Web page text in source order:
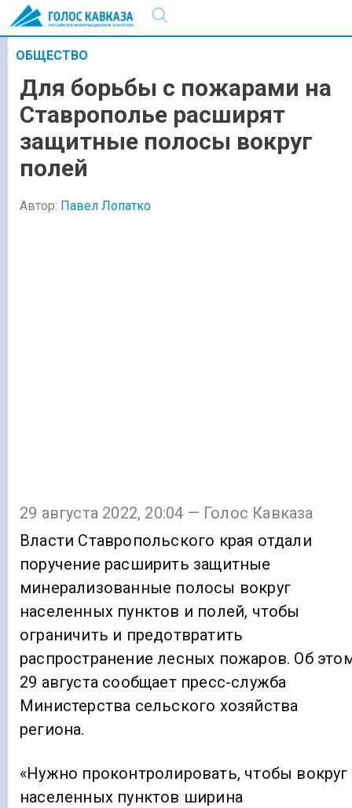
ОБЩЕСТВО
Для борьбы с пожарами на
Ставрополье расширят
защитные полосы вокруг
полей
Автор: Павел Лопатко
29 августа 2022, 20:04 — Голос Кавказа
Власти Ставропольского края отдали
поручение расширить защитные
минерализованные полосы вокруг
населенных пунктов и полей, чтобы
ограничить и предотвратить
распространение лесных пожаров. Об
29 августа сообщает пресс-служба
Министерства сельского хозяйства
региона.
«Нужно проконтролировать, чтобы вокруг
населенных пунктов ширина